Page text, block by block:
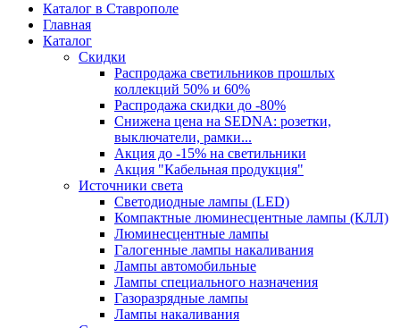
Каталог в Ставрополе
Главная
Каталог
Скидки
Распродажа светильников прошлых
коллекций 50% и 60%
Распродажа скидки до -80%
Cнижена цена на SEDNA: розетки,
выключатели, рамки...
Акция до -15% на светильники
Акция "Кабельная продукция"
Источники света
Светодиодные лампы (LED)
Компактные люминесцентные лампы (КЛЛ)
Люминесцентные лампы
Галогенные лампы накаливания
Лампы автомобильные
Лампы специального назначения
Газоразрядные лампы
Лампы накаливания